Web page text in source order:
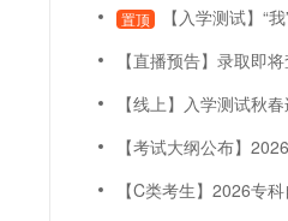
置顶
【入学测试】“
【直播预告】录取即将查询！五月未录取怎
【线上】入学测试秋春连贯
【考试大纲公布】2026年上
【C类考生】2026专